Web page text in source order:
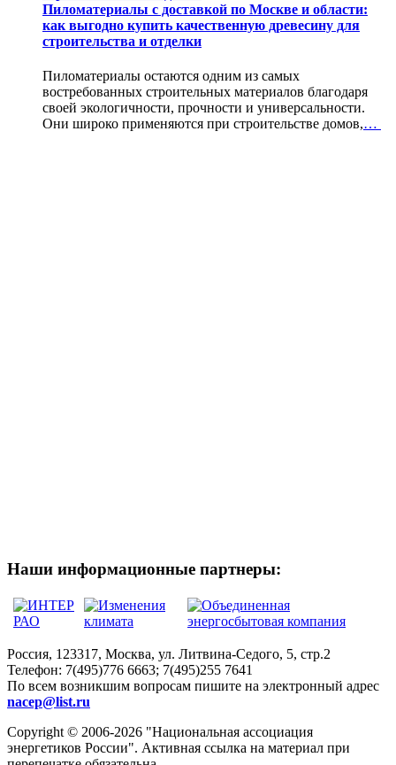
Пиломатериалы с доставкой по Москве и области:
как выгодно купить качественную древесину для
строительства и отделки
Пиломатериалы остаются одним из самых
востребованных строительных материалов благодаря
своей экологичности, прочности и универсальности.
Они широко применяются при строительстве домов,…
Наши информационные партнеры:
Россия, 123317, Москва, ул. Литвина-Седого, 5, стр.2
Телефон: 7(495)776 6663; 7(495)255 7641
По всем возникшим вопросам пишите на электронный адрес
nacep@list.ru
Copyright © 2006-2026 "Национальная ассоциация
энергетиков России". Активная ссылка на материал при